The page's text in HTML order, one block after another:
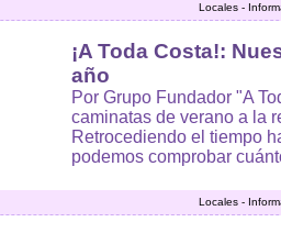
Locales -
¡A Toda Costa!:
año
Por Grupo Fundador "A
caminatas de verano a la
Retrocediendo el tiempo
podemos comprobar
Locales -